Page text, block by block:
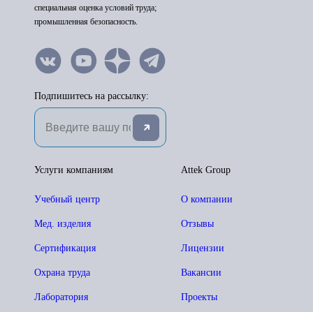
специальная оценка условий труда;
промышленная безопасность.
Подпишитесь на рассылку:
Attek Group
О компании
Отзывы
Лицензии
Вакансии
Проекты
Услуги компаниям
Учебный центр
Мед. изделия
Сертификация
Охрана труда
Лаборатория